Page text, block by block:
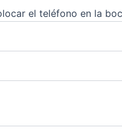
el teléfono en la